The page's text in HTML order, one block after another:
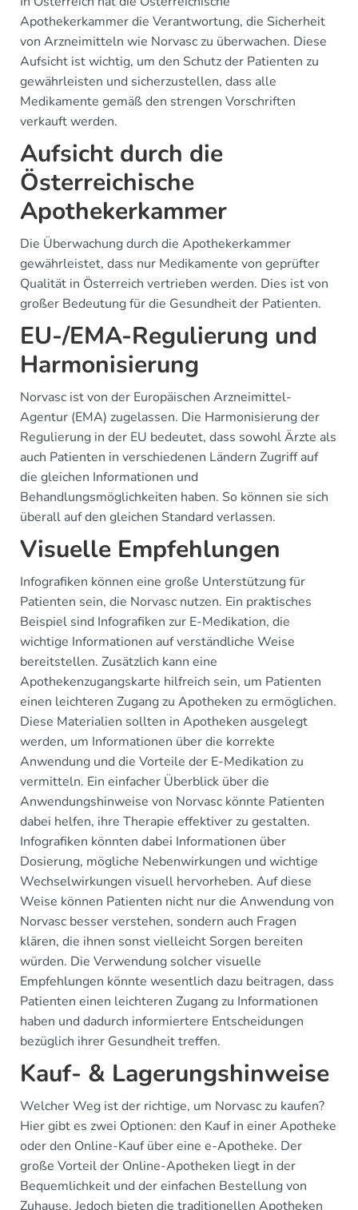
Apothekerkammer die Verantwortung, die Sicherheit
von Arzneimitteln wie Norvasc zu überwachen. Diese
Aufsicht ist wichtig, um den Schutz der Patienten zu
gewährleisten und sicherzustellen, dass alle
Medikamente gemäß den strengen Vorschriften
verkauft werden.
Aufsicht durch die
Österreichische
Apothekerkammer
Die Überwachung durch die Apothekerkammer
gewährleistet, dass nur Medikamente von geprüfter
Qualität in Österreich vertrieben werden. Dies ist von
großer Bedeutung für die Gesundheit der Patienten.
EU-/EMA-Regulierung und
Harmonisierung
Norvasc ist von der Europäischen Arzneimittel-
Agentur (EMA) zugelassen. Die Harmonisierung der
Regulierung in der EU bedeutet, dass sowohl Ärzte als
auch Patienten in verschiedenen Ländern Zugriff auf
die gleichen Informationen und
Behandlungsmöglichkeiten haben. So können sie sich
überall auf den gleichen Standard verlassen.
Visuelle Empfehlungen
Infografiken können eine große Unterstützung für
Patienten sein, die Norvasc nutzen. Ein praktisches
Beispiel sind Infografiken zur E-Medikation, die
wichtige Informationen auf verständliche Weise
bereitstellen. Zusätzlich kann eine
Apothekenzugangskarte hilfreich sein, um Patienten
einen leichteren Zugang zu Apotheken zu ermöglichen.
Diese Materialien sollten in Apotheken ausgelegt
werden, um Informationen über die korrekte
Anwendung und die Vorteile der E-Medikation zu
vermitteln. Ein einfacher Überblick über die
Anwendungshinweise von Norvasc könnte Patienten
dabei helfen, ihre Therapie effektiver zu gestalten.
Infografiken könnten dabei Informationen über
Dosierung, mögliche Nebenwirkungen und wichtige
Wechselwirkungen visuell hervorheben. Auf diese
Weise können Patienten nicht nur die Anwendung von
Norvasc besser verstehen, sondern auch Fragen
klären, die ihnen sonst vielleicht Sorgen bereiten
würden. Die Verwendung solcher visuelle
Empfehlungen könnte wesentlich dazu beitragen, dass
Patienten einen leichteren Zugang zu Informationen
haben und dadurch informiertere Entscheidungen
bezüglich ihrer Gesundheit treffen.
Kauf- & Lagerungshinweise
Welcher Weg ist der richtige, um Norvasc zu kaufen?
Hier gibt es zwei Optionen: den Kauf in einer Apotheke
oder den Online-Kauf über eine e-Apotheke. Der
große Vorteil der Online-Apotheken liegt in der
Bequemlichkeit und der einfachen Bestellung von
Zuhause. Jedoch bieten die traditionellen Apotheken